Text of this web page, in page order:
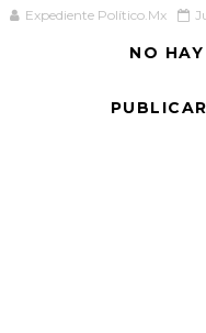
Expediente Político.Mx
NO